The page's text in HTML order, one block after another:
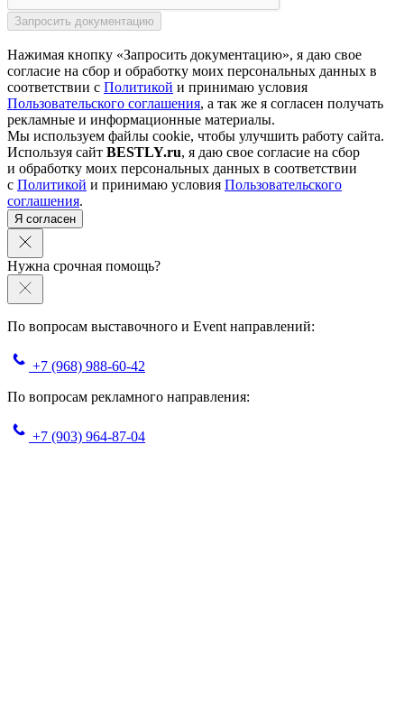
Нажимая кнопку «Запросить документацию», я даю свое
согласие на сбор и обработку моих персональных данных в
соответствии с Политикой и принимаю условия
Пользовательского соглашения, а так же я согласен получать
рекламные и информационные материалы.
Мы используем файлы cookie, чтобы улучшить работу сайта.
Используя сайт BESTLY.ru, я даю свое согласие на сбор
и обработку моих персональных данных в соответствии
с Политикой и принимаю условия Пользовательского
соглашения.
Я согласен
Нужна срочная помощь?
По вопросам выставочного и Event направлений:
+7 (968) 988-60-42
По вопросам рекламного направления:
+7 (903) 964-87-04